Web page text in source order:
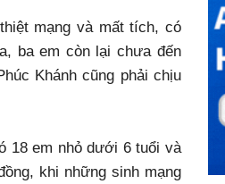
mạng và mất tích, có
ba em còn lại chưa đến
Khánh cũng phải chịu
18 em nhỏ dưới 6 tuổi và
khi những sinh mạng